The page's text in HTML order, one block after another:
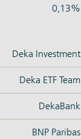
0,13%
Deka Investment
Deka ETF Team
DekaBank
BNP Paribas